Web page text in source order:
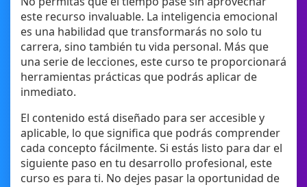
este recurso invaluable. La inteligencia emocional
es una habilidad que transformarás no solo tu
carrera, sino también tu vida personal. Más que
una serie de lecciones, este curso te proporcionará
herramientas prácticas que podrás aplicar de
inmediato.
El contenido está diseñado para ser accesible y
aplicable, lo que significa que podrás comprender
cada concepto fácilmente. Si estás listo para dar el
siguiente paso en tu desarrollo profesional, este
curso es para ti. No dejes pasar la oportunidad de